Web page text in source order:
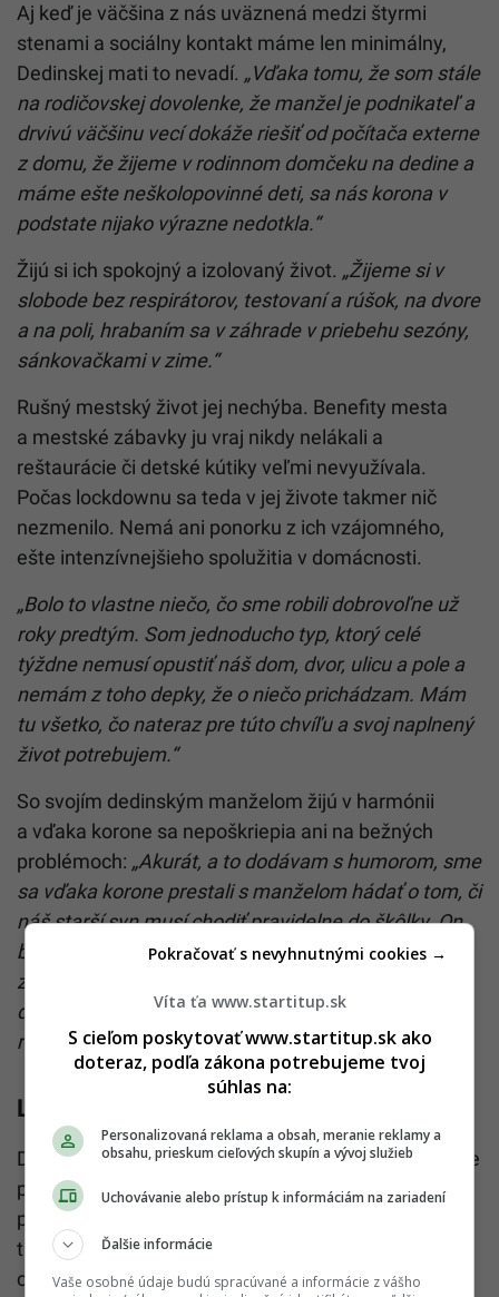
Aj keď je väčšina z nás uväznená medzi štyrmi
stenami a sociálny kontakt máme len minimálny,
Dedinskej mati to nevadí. „Vďaka tomu, že som stále
na rodičovskej dovolenke, že manžel je podnikateľ a
drvivú väčšinu vecí dokáže riešiť od počítača externe
z domu, že žijeme v rodinnom domčeku na dedine a
máme ešte neškolopovinné deti, sa nás korona v
podstate nijako výrazne nedotkla.“
Žijú si ich spokojný a izolovaný život. „Žijeme si v
slobode bez respirátorov, testovaní a rúšok, na dvore
a na poli, hrabaním sa v záhrade v priebehu sezóny,
sánkovačkami v zime.“
Rušný mestský život jej nechýba. Benefity mesta
a mestské zábavky ju vraj nikdy nelákali a
reštaurácie či detské kútiky veľmi nevyužívala.
Počas lockdownu sa teda v jej živote takmer nič
nezmenilo. Nemá ani ponorku z ich vzájomného,
ešte intenzívnejšieho spolužitia v domácnosti.
„Bolo to vlastne niečo, čo sme robili dobrovoľne už
roky predtým. Som jednoducho typ, ktorý celé
týždne nemusí opustiť náš dom, dvor, ulicu a pole a
nemám z toho depky, že o niečo prichádzam. Mám
tu všetko, čo nateraz pre túto chvíľu a svoj naplnený
život potrebujem.“
So svojím dedinským manželom žijú v harmónii
a vďaka korone sa nepoškriepia ani na bežných
problémoch: „Akurát, a to dodávam s humorom, sme
sa vďaka korone prestali s manželom hádať o tom, či
náš starší syn musí chodiť pravidelne do škôlky. On
bol za tradičný vzdelávací systém a „socializáciu“, ja
zase odjakživa inklinujem k alternatívnemu a
domácemu vzdelávaniu. Takže to teraz pre pokoj v
rodine za nás rozhodla sama situácia tam vonku.“
Ľanová sukňa pre každú ženu
Dedinská mať má medzi svojimi produktami dámske
pončo a kabáty, sukne aj nohavice. Detičky sa môžu
parádiť v originálnych ľanových kúskoch, ktoré len
tak v bežnom obchode nenájdete. A čo by nemalo
chýbať v žiadnom šatníku „nákupnej maniačky“?
Víta ťa www.startitup.sk
S cieľom poskytovať www.startitup.sk ako
doteraz, podľa zákona potrebujeme tvoj
súhlas na:
Personalizovaná reklama a obsah, meranie reklamy a
obsahu, prieskum cieľových skupín a vývoj služieb
Uchovávanie alebo prístup k informáciám na zariadení
Ďalšie informácie
Vaše osobné údaje budú spracúvané a informácie z vášho
Pokračovať s nevyhnutnými cookies →